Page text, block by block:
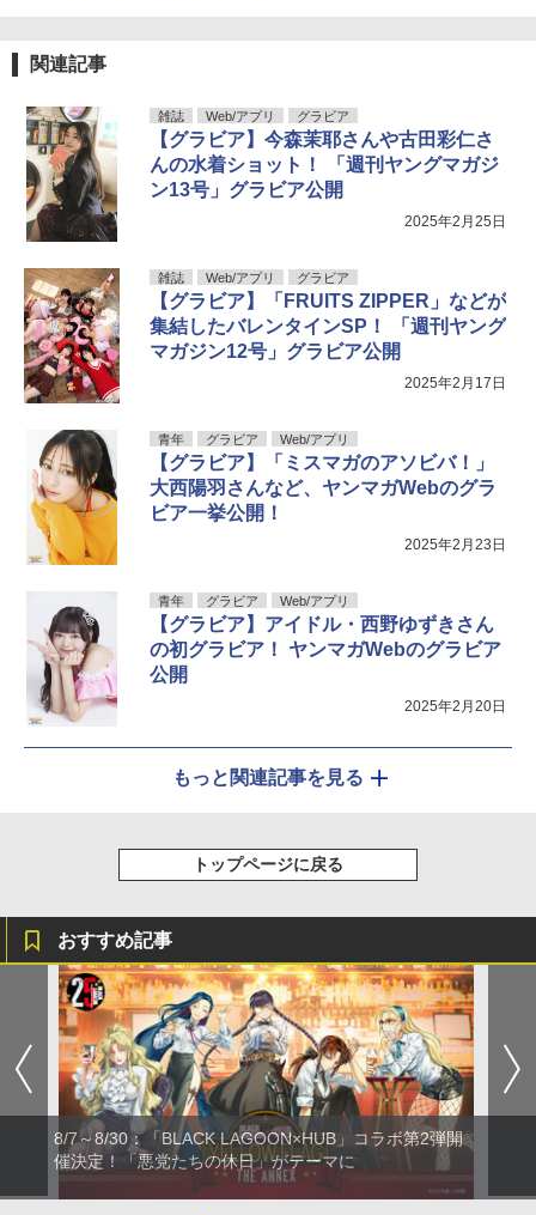
関連記事
雑誌 Web/アプリ グラビア
【グラビア】今森茉耶さんや古田彩仁さ
んの水着ショット！ 「週刊ヤングマガジ
ン13号」グラビア公開
2025年2月25日
雑誌 Web/アプリ グラビア
【グラビア】「FRUITS ZIPPER」などが
集結したバレンタインSP！ 「週刊ヤング
マガジン12号」グラビア公開
2025年2月17日
青年 グラビア Web/アプリ
【グラビア】「ミスマガのアソビバ！」
大西陽羽さんなど、ヤンマガWebのグラ
ビア一挙公開！
2025年2月23日
青年 グラビア Web/アプリ
【グラビア】アイドル・西野ゆずきさん
の初グラビア！ ヤンマガWebのグラビア
公開
2025年2月20日
もっと関連記事を見る
トップページに戻る
おすすめ記事
8/7～8/30：「BLACK LAGOON×HUB」コラボ第2弾開
催決定！「悪党たちの休日」がテーマに